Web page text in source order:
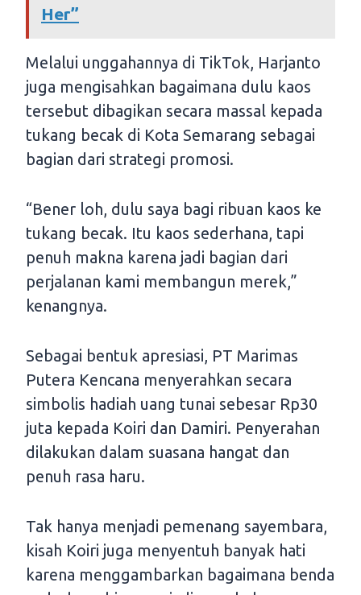
Her”
Melalui unggahannya di TikTok, Harjanto
juga mengisahkan bagaimana dulu kaos
tersebut dibagikan secara massal kepada
tukang becak di Kota Semarang sebagai
bagian dari strategi promosi.
“Bener loh, dulu saya bagi ribuan kaos ke
tukang becak. Itu kaos sederhana, tapi
penuh makna karena jadi bagian dari
perjalanan kami membangun merek,”
kenangnya.
Sebagai bentuk apresiasi, PT Marimas
Putera Kencana menyerahkan secara
simbolis hadiah uang tunai sebesar Rp30
juta kepada Koiri dan Damiri. Penyerahan
dilakukan dalam suasana hangat dan
penuh rasa haru.
Tak hanya menjadi pemenang sayembara,
kisah Koiri juga menyentuh banyak hati
karena menggambarkan bagaimana benda